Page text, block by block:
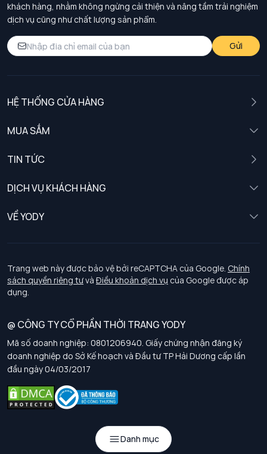
Danh mục
khách hàng, nhằm không ngừng cải thiện và nâng tầm trải nghiệm
dịch vụ cũng như chất lượng sản phẩm.
Gửi
HỆ THỐNG CỬA HÀNG
MUA SẮM
TIN TỨC
DỊCH VỤ KHÁCH HÀNG
Chính sách khách hàng thân thiết
Chính sách bảo vệ dữ liệu cá nhân
Chính sách thanh toán, giao nhận
Chính sách chất lượng và an toàn sức khoẻ nghề nghiệp
Chính sách đơn đồng phục
Hướng dẫn chọn kích thước
VỀ YODY
Tuyển dụng
Trang web này được bảo vệ bởi reCAPTCHA của Google. Chính
sách quyền riêng tưvà Điều khoản dịch vụ của Google được áp
dụng.
@ CÔNG TY CỔ PHẦN THỜI TRANG YODY
Mã số doanh nghiệp: 0801206940. Giấy chứng nhận đăng ký
doanh nghiệp do Sở Kế hoạch và Đầu tư TP Hải Dương cấp lần
đầu ngày 04/03/2017